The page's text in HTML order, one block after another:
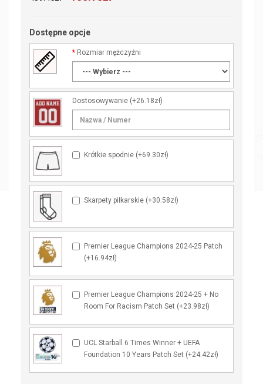
Dostępne opcje
Rozmiar mężczyźni
Dostosowywanie (+26.18zł)
Krótkie spodnie (+69.30zł)
Skarpety piłkarskie (+30.58zł)
Premier League Champions 2024-25 Patch
(+16.94zł)
Premier League Champions 2024-25 + No
Room For Racism Patch Set (+23.98zł)
UCL Starball 6 Times Winner + UEFA
Foundation 10 Years Patch Set (+24.42zł)